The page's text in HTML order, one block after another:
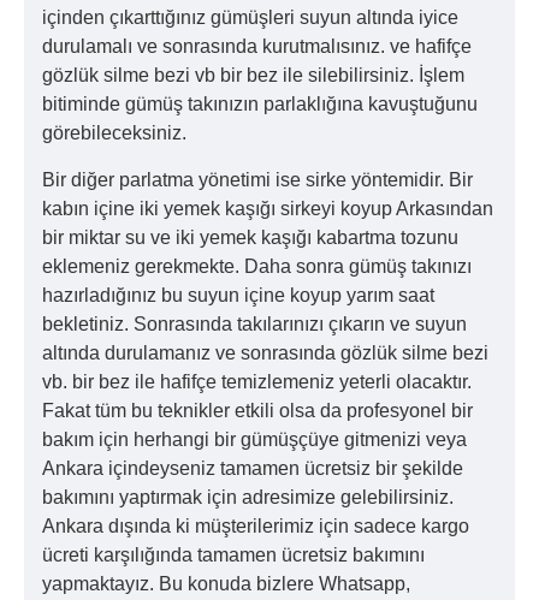
içinden çıkarttığınız gümüşleri suyun altında iyice
durulamalı ve sonrasında kurutmalısınız. ve hafifçe
gözlük silme bezi vb bir bez ile silebilirsiniz. İşlem
bitiminde gümüş takınızın parlaklığına kavuştuğunu
görebileceksiniz.
Bir diğer parlatma yönetimi ise sirke yöntemidir. Bir
kabın içine iki yemek kaşığı sirkeyi koyup Arkasından
bir miktar su ve iki yemek kaşığı kabartma tozunu
eklemeniz gerekmekte. Daha sonra gümüş takınızı
hazırladığınız bu suyun içine koyup yarım saat
bekletiniz. Sonrasında takılarınızı çıkarın ve suyun
altında durulamanız ve sonrasında gözlük silme bezi
vb. bir bez ile hafifçe temizlemeniz yeterli olacaktır.
Fakat tüm bu teknikler etkili olsa da profesyonel bir
bakım için herhangi bir gümüşçüye gitmenizi veya
Ankara içindeyseniz tamamen ücretsiz bir şekilde
bakımını yaptırmak için adresimize gelebilirsiniz.
Ankara dışında ki müşterilerimiz için sadece kargo
ücreti karşılığında tamamen ücretsiz bakımını
yapmaktayız. Bu konuda bizlere Whatsapp,